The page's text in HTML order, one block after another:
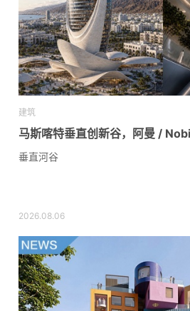
建筑
马斯喀特垂直创新谷，阿曼 /
垂直河谷
2026.08.06